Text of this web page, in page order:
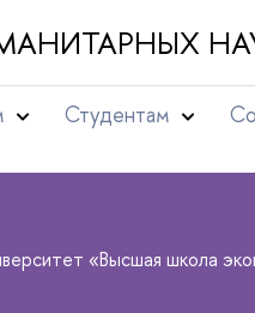
Студентам
«Высшая школа